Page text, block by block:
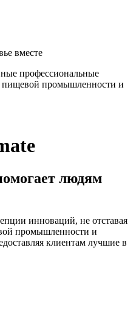
вместе
профессиональные
пищевой промышленности и
людям
инноваций, не отставая
промышленности и
клиентам лучшие в